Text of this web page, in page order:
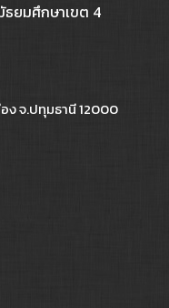
ยมศึกษาเขต 4
จ.ปทุมธานี 12000